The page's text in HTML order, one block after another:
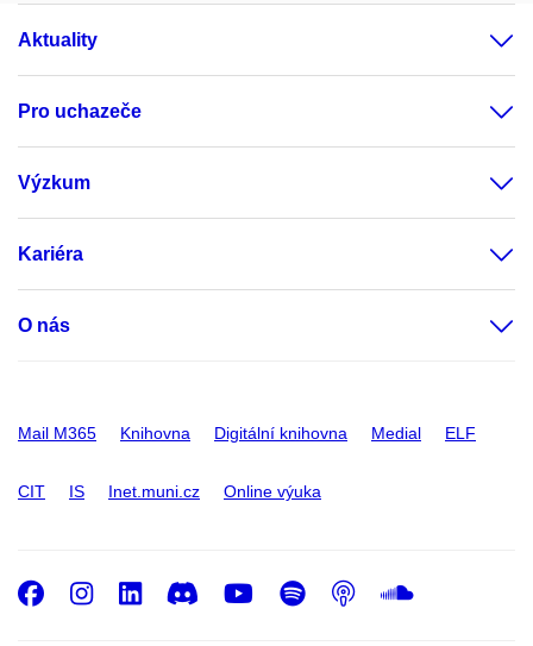
Aktuality
Pro uchazeče
Výzkum
Kariéra
O nás
Mail M365 Knihovna Digitální knihovna Medial ELF
CIT IS Inet.muni.cz Online výuka
Facebook
Instagram
LinkedIn
DiscordYoutube
Spotify
Podcast